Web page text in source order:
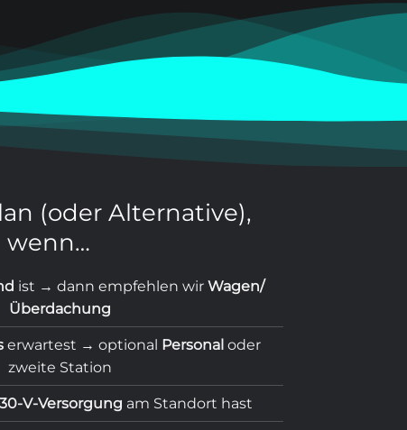
(oder Alternative),
wenn…
ist → dann empfehlen wir Wagen/
Überdachung
erwartest → optional Personal oder
zweite Station
V-Versorgung am Standort hast